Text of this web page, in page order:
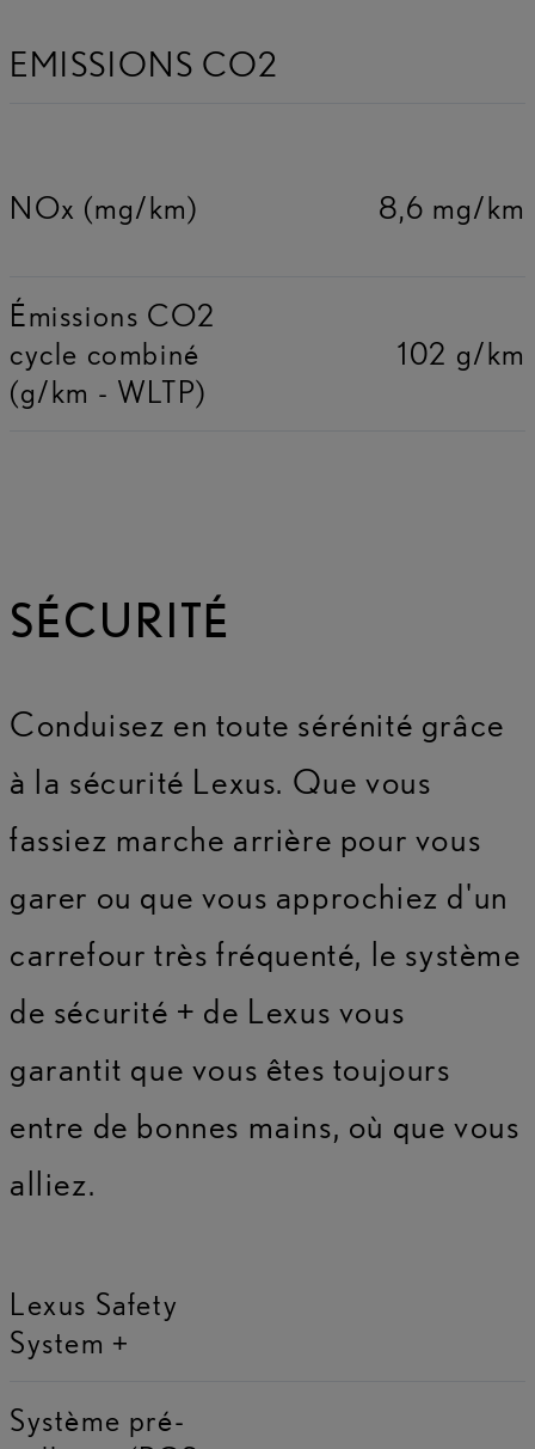
EMISSIONS CO2
NOx (mg/km) 8,6 mg/km
Émissions CO2
cycle combiné
(g/km - WLTP)
102 g/km
SÉCURITÉ
Conduisez en toute sérénité grâce
à la sécurité Lexus. Que vous
fassiez marche arrière pour vous
garer ou que vous approchiez d'un
carrefour très fréquenté, le système
de sécurité + de Lexus vous
garantit que vous êtes toujours
entre de bonnes mains, où que vous
alliez.
Lexus Safety
System +
Système pré-